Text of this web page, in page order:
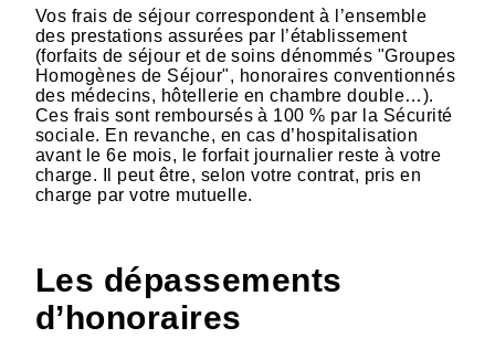
Vos frais de séjour correspondent à l’ensemble
des prestations assurées par l’établissement
(forfaits de séjour et de soins dénommés "Groupes
Homogènes de Séjour", honoraires conventionnés
des médecins, hôtellerie en chambre double…).
Ces frais sont remboursés à 100 % par la Sécurité
sociale. En revanche, en cas d’hospitalisation
avant le 6e mois, le forfait journalier reste à votre
charge. Il peut être, selon votre contrat, pris en
charge par votre mutuelle.
Les dépassements
d’honoraires